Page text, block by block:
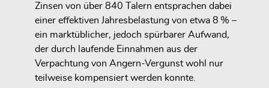
Zinsen von über 840 Talern entsprachen dabei
einer effektiven Jahresbelastung von etwa 8 % –
ein marktüblicher, jedoch spürbarer Aufwand,
der durch laufende Einnahmen aus der
Verpachtung von Angern-Vergunst wohl nur
teilweise kompensiert werden konnte.